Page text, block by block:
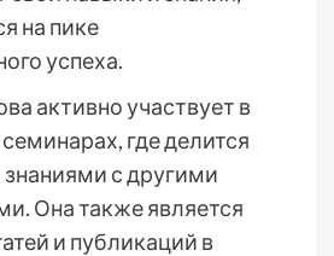
на пике
успеха.
активно участвует в
где делится
с другими
Она также является
и публикаций в